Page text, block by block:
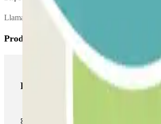
Llama al parking para solicitar la entrega del
Productos de Parclick
Productos de Parclick